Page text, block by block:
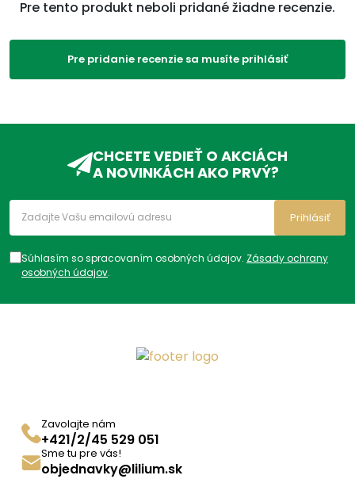
Parametre
8594006899574
Kategórie: Glukozamín,VDC69,Kĺby,
Chondroidín
Regenerácia
kĺbov
Pre tento produkt neboli pridané žiadne recenzie.
Pre pridanie recenzie sa musíte prihlásiť
CHCETE VEDIEŤ O AKCIÁCH
A NOVINKÁCH AKO PRVÝ?
Súhlasím so spracovaním osobných údajov. Zásady ochrany
osobných údajov.
Prihlásiť
Zavolajte nám
+421/2/45 529 051
Sme tu pre vás!
objednavky@lilium.sk